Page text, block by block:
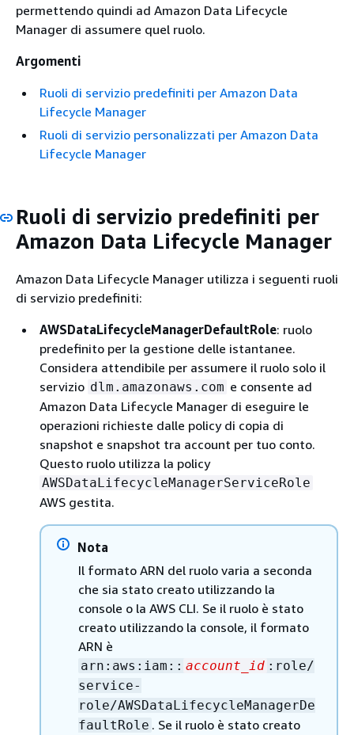
permettendo quindi ad Amazon Data Lifecycle
Manager di assumere quel ruolo.
Argomenti
Ruoli di servizio predefiniti per Amazon Data
Lifecycle Manager
Ruoli di servizio personalizzati per Amazon Data
Lifecycle Manager
Ruoli di servizio predefiniti per
Amazon Data Lifecycle Manager
Amazon Data Lifecycle Manager utilizza i seguenti ruoli
di servizio predefiniti:
AWSDataLifecycleManagerDefaultRole: ruolo
predefinito per la gestione delle istantanee.
Considera attendibile per assumere il ruolo solo il
servizio dlm.amazonaws.com e consente ad
Amazon Data Lifecycle Manager di eseguire le
operazioni richieste dalle policy di copia di
snapshot e snapshot tra account per tuo conto.
Questo ruolo utilizza la policy
AWSDataLifecycleManagerServiceRole
AWS gestita.
Nota
Il formato ARN del ruolo varia a seconda
che sia stato creato utilizzando la
console o la AWS CLI. Se il ruolo è stato
creato utilizzando la console, il formato
ARN è
arn:aws:iam:: account_id :role/
service-
role/AWSDataLifecycleManagerDe
faultRole . Se il ruolo è stato creato